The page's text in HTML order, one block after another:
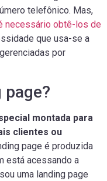
telefônico. Mas,
necessário obtê-los de
que usa-se a
por
page?
montada para
clientes ou
page é produzida
está acessando a
uma landing page